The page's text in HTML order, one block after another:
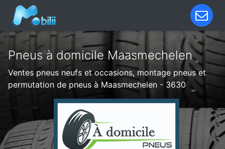
Pneus à domicile Maasmechelen
Ventes pneus neufs et occasions, montage pneus et
permutation de pneus à Maasmechelen - 3630